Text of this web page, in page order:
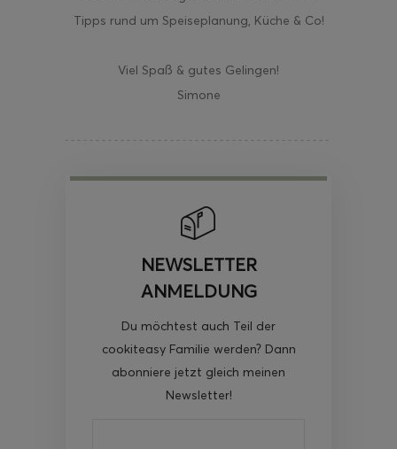
Tipps rund um Speiseplanung, Küche & Co!
Viel Spaß & gutes Gelingen!
Simone
NEWSLETTER
ANMELDUNG
Du möchtest auch Teil der
cookiteasy Familie werden? Dann
abonniere jetzt gleich meinen
Newsletter!